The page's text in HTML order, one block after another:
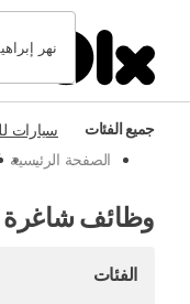
نهر
جميع الفئات سيارات
الصفحة الرئيسية
وظائف شاغرة
الفئات